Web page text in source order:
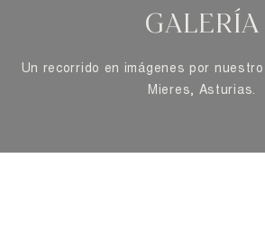
GALERÍA
Un recorrido en imágenes por
Mieres, Asturias.